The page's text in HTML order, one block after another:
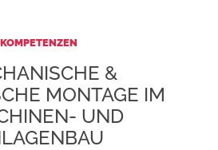
KOMPETENZEN
&
MONTAGE IM
UND